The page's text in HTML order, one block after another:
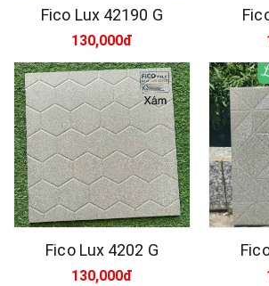
Fico Lux 42190 G
130,000đ
Fico Lux 4202 G
130,000đ